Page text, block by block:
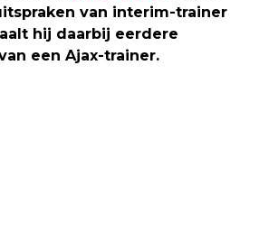
van interim-trainer
hij daarbij eerdere
een Ajax-trainer.